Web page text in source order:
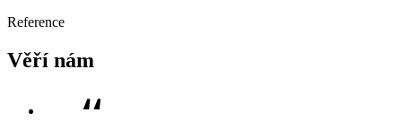
Reference
Věří nám